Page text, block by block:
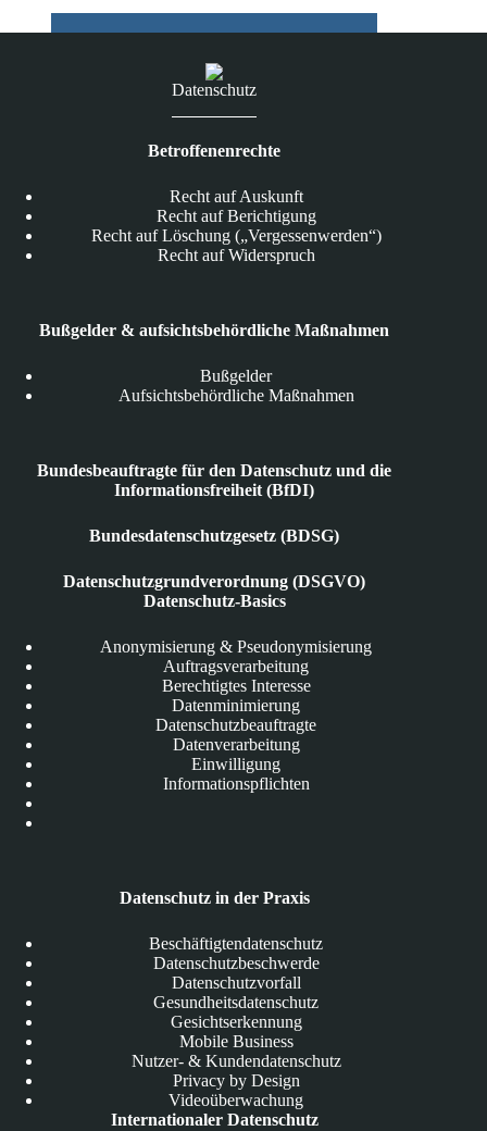
Datenschutz
Betroffenenrechte
Recht auf Auskunft
Recht auf Berichtigung
Recht auf Löschung („Vergessenwerden“)
Recht auf Widerspruch
Bußgelder & aufsichtsbehördliche Maßnahmen
Bußgelder
Aufsichtsbehördliche Maßnahmen
Bundesbeauftragte für den Datenschutz und die
Informationsfreiheit (BfDI)
Bundesdatenschutzgesetz (BDSG)
Datenschutzgrundverordnung (DSGVO)
Datenschutz-Basics
Anonymisierung & Pseudonymisierung
Auftragsverarbeitung
Berechtigtes Interesse
Datenminimierung
Datenschutzbeauftragte
Datenverarbeitung
Einwilligung
Informationspflichten
Datenschutz in der Praxis
Beschäftigtendatenschutz
Datenschutzbeschwerde
Datenschutzvorfall
Gesundheitsdatenschutz
Gesichtserkennung
Mobile Business
Nutzer- & Kundendatenschutz
Privacy by Design
Videoüberwachung
Internationaler Datenschutz